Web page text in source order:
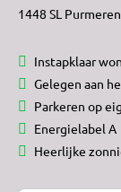
1448 SL
Instapklaar
Gelegen aan
Parkeren op
Energielabel A
Heerlijke